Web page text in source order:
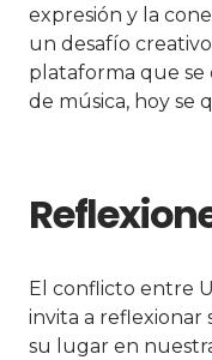
expresión y la
un desafío
plataforma que se
de música, hoy se
El conflicto entre
invita a reflexionar
su lugar en